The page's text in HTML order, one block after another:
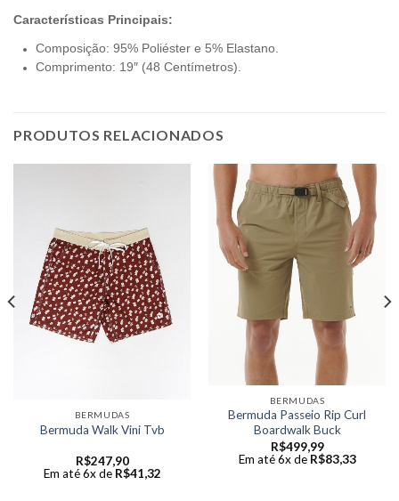
Características Principais:
Composição: 95% Poliéster e 5% Elastano.
Comprimento: 19″ (48 Centímetros).
PRODUTOS RELACIONADOS
BERMUDAS
Bermuda Walk Vini Tvb
R$247,90
Em até 6x de R$41,32
BERMUDAS
Bermuda Passeio Rip Curl
Boardwalk Buck
R$499,99
Em até 6x de R$83,33